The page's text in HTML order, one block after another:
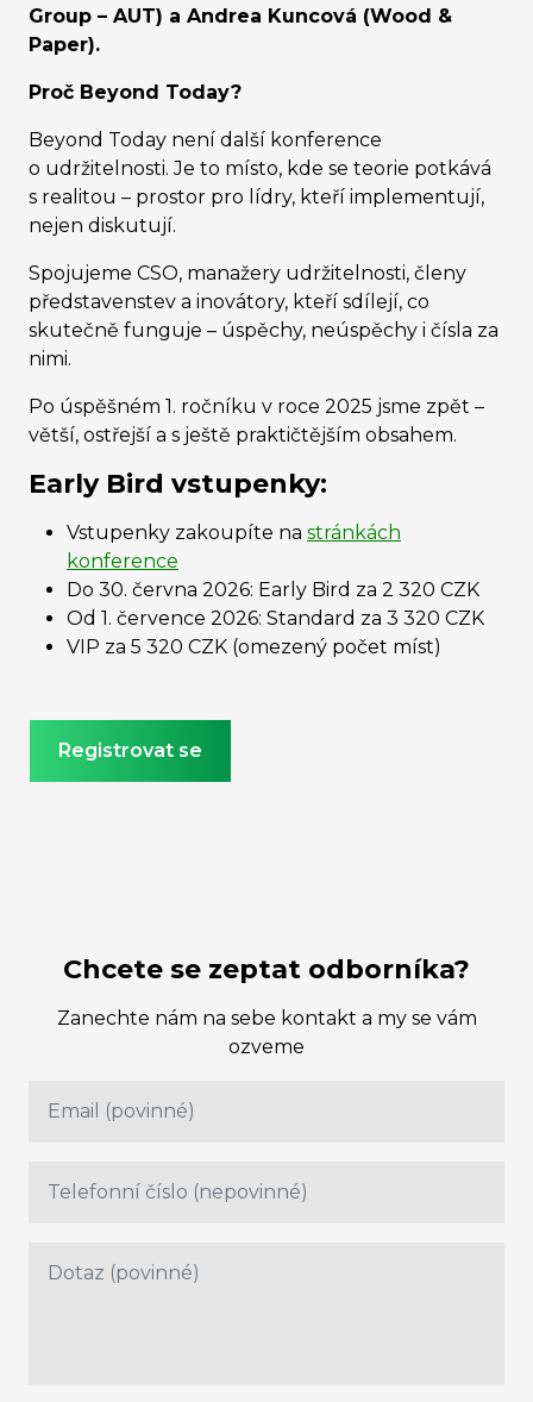
Group – AUT) a Andrea Kuncová (Wood &
Paper).
Proč Beyond Today?
Beyond Today není další konference
o udržitelnosti. Je to místo, kde se teorie potkává
s realitou – prostor pro lídry, kteří implementují,
nejen diskutují.
Spojujeme CSO, manažery udržitelnosti, členy
představenstev a inovátory, kteří sdílejí, co
skutečně funguje – úspěchy, neúspěchy i čísla za
nimi.
Po úspěšném 1. ročníku v roce 2025 jsme zpět –
větší, ostřejší a s ještě praktičtějším obsahem.
Early Bird vstupenky:
Vstupenky zakoupíte na stránkách
konference
Do 30. června 2026: Early Bird za 2 320 CZK
Od 1. července 2026: Standard za 3 320 CZK
VIP za 5 320 CZK (omezený počet míst)
Registrovat se
Chcete se zeptat odborníka?
Zanechte nám na sebe kontakt a my se vám
ozveme